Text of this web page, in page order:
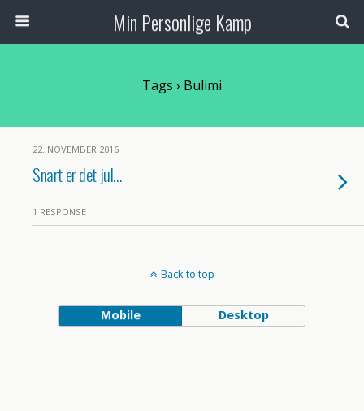
Min Personlige Kamp
Tags › Bulimi
22. NOVEMBER 2016
Snart er det jul…
1 RESPONSE
Back to top
Mobile Desktop